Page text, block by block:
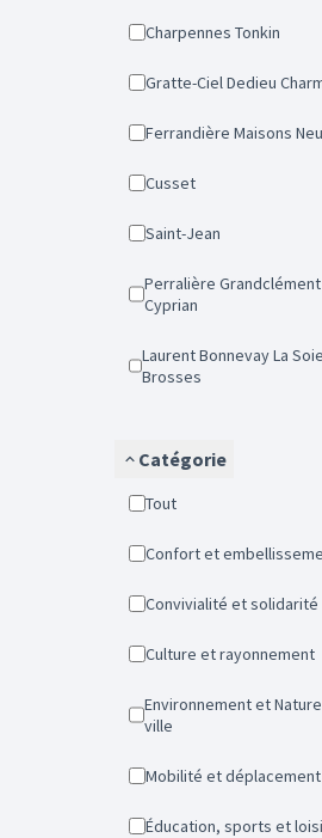
Charpennes Tonkin
Gratte-Ciel Dedieu
Ferrandière Maisons
Cusset
Saint-Jean
Perralière Grandclément
Cyprian
Laurent Bonnevay La Soie Les
Brosses
Catégorie
Tout
Confort et
Convivialité et solidarité
Culture et rayonnement
Environnement et Nature en
ville
Mobilité et déplacement
Éducation, sports et